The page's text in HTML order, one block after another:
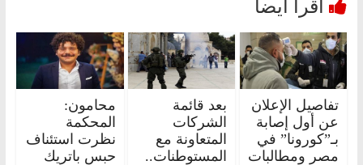
تفاصيل الإعلان
عن أول إصابة
بـ”كورونا” في
مصر ومطالبات
بعد قائمة
الشركات
المتعاونة مع
المستوطنات..
محامون:
المحكمة
نظرت استئناف
حبس باتريك